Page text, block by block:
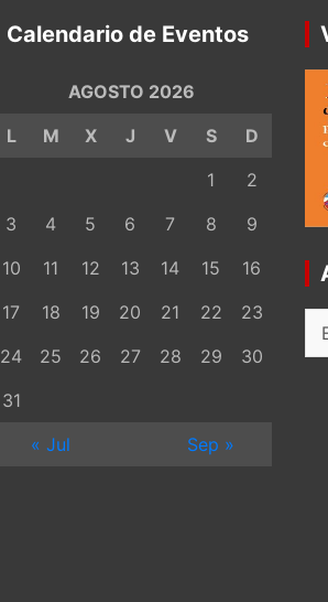
Calendario de Eventos
AGOSTO 2026
L
M X J V S
D
1
2
3
4 5 6 7 8
9
10
11 12 13 14 15
16
17
18 19 20 21 22
23
24
25 26 27 28 29
30
31
« Jul
Sep »